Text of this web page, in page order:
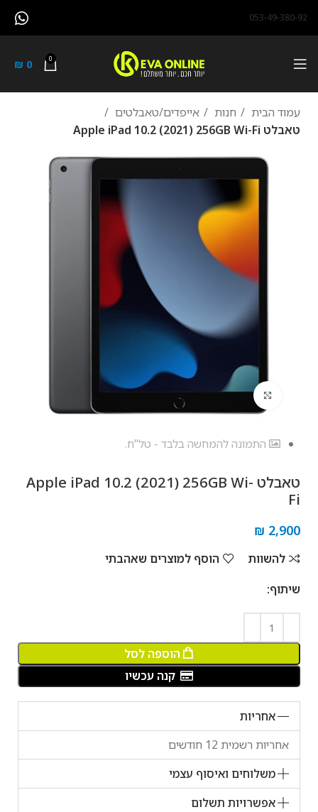
053-49-380-92
0
₪ 0
עמוד הבית חנות
אייפדים/טאבלטים
טאבלט Apple iPad 10.2 (2021) 256GB Wi-Fi
לחץ להגדלה
התמונה להמחשה בלבד - טל"ח.
טאבלט Apple iPad 10.2 (2021) 256GB Wi-
Fi
₪ 2,900
להשוות
הוסף למוצרים שאהבתי
שיתוף:
הוספה לסל
קנה עכשיו
אחריות
אחריות רשמית 12 חודשים
משלוחים ואיסוף עצמי
אפשרויות תשלום